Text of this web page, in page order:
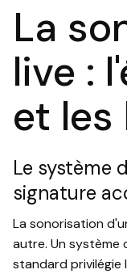
La
live :
et les
Le système
signature
La sonorisation
autre. Un système
standard privilégie